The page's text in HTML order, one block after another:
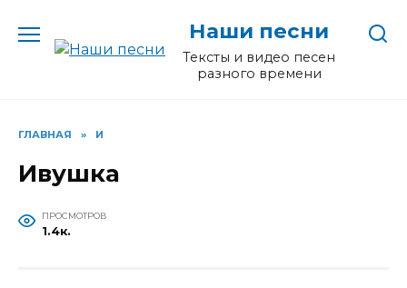
содержанию
Наши песни
Тексты и видео песен
разного времени
ГЛАВНАЯ » И
Ивушка
ПРОСМОТРОВ
1.4к.